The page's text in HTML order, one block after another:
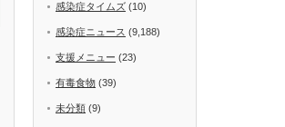
感染症タイムズ (10)
感染症ニュース (9,188)
支援メニュー (23)
有毒食物 (39)
未分類 (9)